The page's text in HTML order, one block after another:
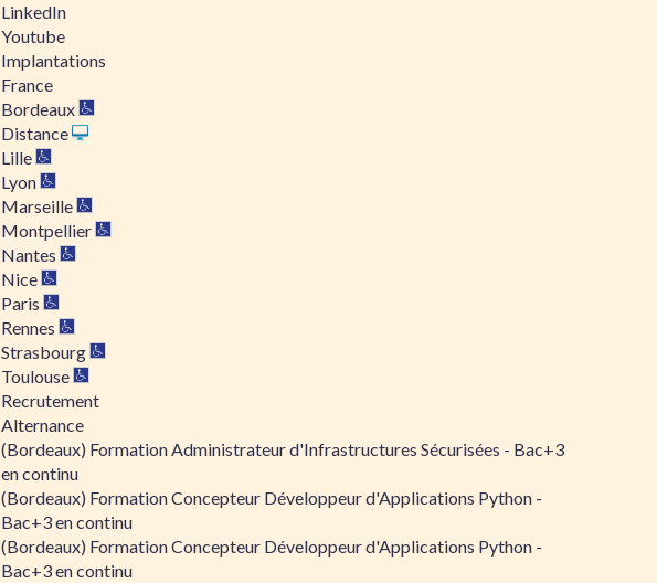
LinkedIn
Youtube
Implantations
France
Bordeaux
Distance
Lille
Lyon
Marseille
Montpellier
Nantes
Nice
Paris
Rennes
Strasbourg
Toulouse
Recrutement
Alternance
(Bordeaux) Formation Administrateur d'Infrastructures Sécurisées - Bac+3
en continu
(Bordeaux) Formation Concepteur Développeur d'Applications Python -
Bac+3 en continu
(Bordeaux) Formation Concepteur Développeur d'Applications Python -
Bac+3 en continu